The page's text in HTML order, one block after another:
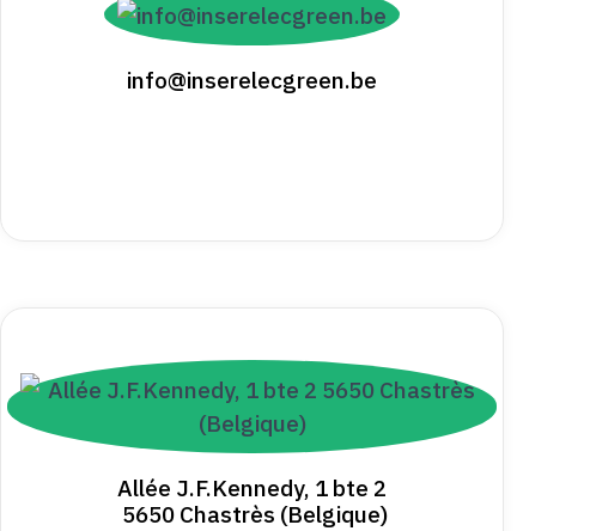
info@inserelecgreen.be
Allée J.F.Kennedy, 1 bte 2
5650 Chastrès (Belgique)